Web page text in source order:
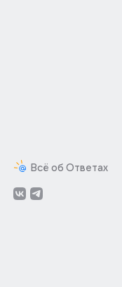
Всё об Ответах